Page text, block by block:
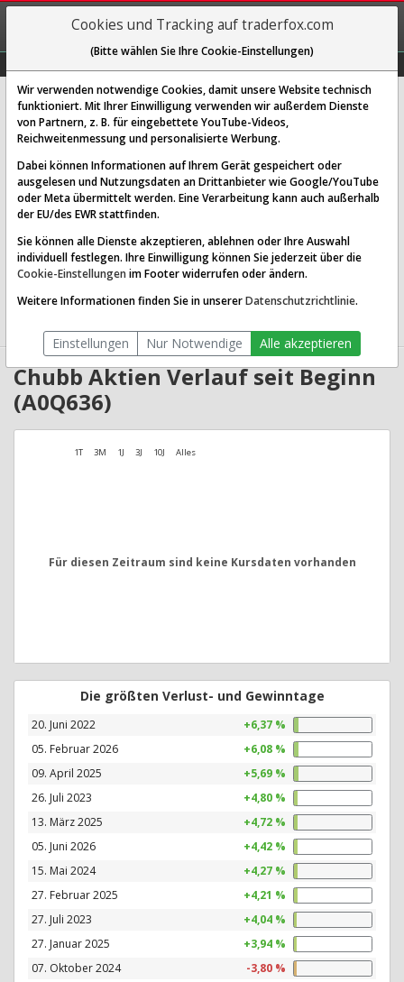
REGIS-
TRIEREN
Chubb Ltd.
[WKN A0Q636 | ISIN CH0044328745]
302,100 € -1,61 %
Echtzeit-Aktienkurs 07.08.2026 20:48 Uhr
BID:299,000 €
Website:
http://new.chubb.com/
Sektor:
Financial Services / Insurance - Property & Casualty
136.01 Mrd. USD
Anzahl
385,799,872
Chubb Aktien Verlauf seit Beginn
(A0Q636)
1T 3M 1J 3J 10J Alles
Für diesen Zeitraum sind keine Kursdaten vorhanden
Die größten Verlust- und Gewinntage
20. Juni 2022
+6,37 %
05. Februar 2026
+6,08 %
09. April 2025
+5,69 %
26. Juli 2023
+4,80 %
13. März 2025
+4,72 %
05. Juni 2026
+4,42 %
15. Mai 2024
+4,27 %
27. Februar 2025
+4,21 %
27. Juli 2023
+4,04 %
27. Januar 2025
+3,94 %
07. Oktober 2024
-3,80 %
Cookies und Tracking auf traderfox.com
(Bitte wählen Sie Ihre Cookie-Einstellungen)
Wir verwenden notwendige Cookies, damit unsere Website technisch
funktioniert. Mit Ihrer Einwilligung verwenden wir außerdem Dienste
von Partnern, z. B. für eingebettete YouTube-Videos,
Reichweitenmessung und personalisierte Werbung.
Dabei können Informationen auf Ihrem Gerät gespeichert oder
ausgelesen und Nutzungsdaten an Drittanbieter wie Google/YouTube
oder Meta übermittelt werden. Eine Verarbeitung kann auch außerhalb
der EU/des EWR stattfinden.
Sie können alle Dienste akzeptieren, ablehnen oder Ihre Auswahl
individuell festlegen. Ihre Einwilligung können Sie jederzeit über die
Cookie-Einstellungen im Footer widerrufen oder ändern.
Weitere Informationen finden Sie in unsererDatenschutzrichtlinie.
Einstellungen Nur Notwendige Alle akzeptieren